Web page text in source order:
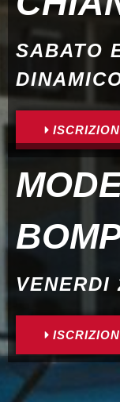
SABATO
VENERDI